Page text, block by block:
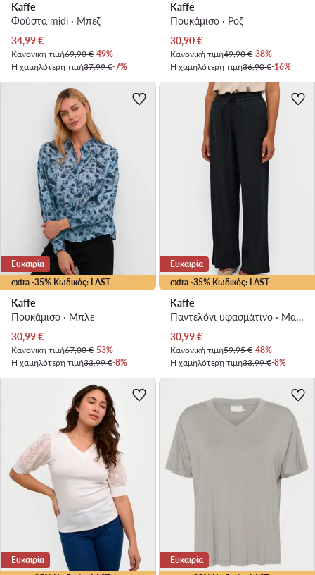
Kaffe
Φούστα midi · Μπεζ
Τρέχουσα τιμή
34,99€
Κανονική τιμή69,90 €-49%
Η χαμηλότερη τιμή37,99 €-7%
Kaffe
Πουκάμισο · Ροζ
Τρέχουσα τιμή
30,90€
Κανονική τιμή49,90 €-38%
Η χαμηλότερη τιμή36,90 €-16%
extra -35% Κωδικός: LAST
Ευκαιρία
Kaffe
Πουκάμισο · Μπλε
Τρέχουσα τιμή
30,99€
Κανονική τιμή67,00 €-53%
Η χαμηλότερη τιμή33,99 €-8%
extra -35% Κωδικός: LAST
Ευκαιρία
Kaffe
Παντελόνι υφασμάτινο · Μαύρο · Relaxed Fit
Τρέχουσα τιμή
30,99€
Κανονική τιμή59,95 €-48%
Η χαμηλότερη τιμή33,99 €-8%
Ευκαιρία Ευκαιρία